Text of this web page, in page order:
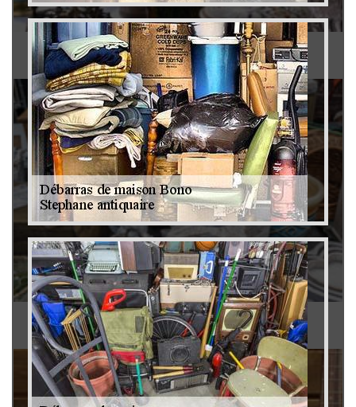
Antiquaire 79
Brocanteur 79